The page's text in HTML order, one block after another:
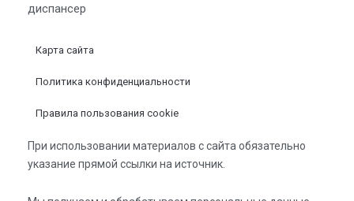
диспансер
Карта сайта
Политика конфиденциальности
Правила пользования cookie
При использовании материалов с сайта обязательно
указание прямой ссылки на источник.